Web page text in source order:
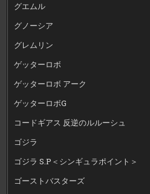
グエムル
グノーシア
グレムリン
ゲッターロボ
ゲッターロボ アーク
ゲッターロボG
コードギアス 反逆のルルーシュ
ゴジラ
ゴジラ S.P＜シンギュラポイント＞
ゴーストバスターズ